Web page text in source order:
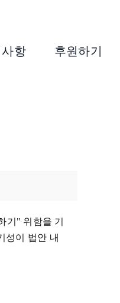
항 후원하기
기" 위함을 기
성이 법안 내